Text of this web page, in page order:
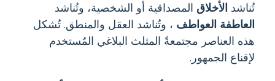
تُناشد الأخلاق المصداقية أو الشخصية، وتُناشد
العاطفة العواطف ، وتُناشد العقل والمنطق. تُشكل
هذه العناصر مجتمعةً المثلث البلاغي المُستخدم
لإقناع الجمهور.